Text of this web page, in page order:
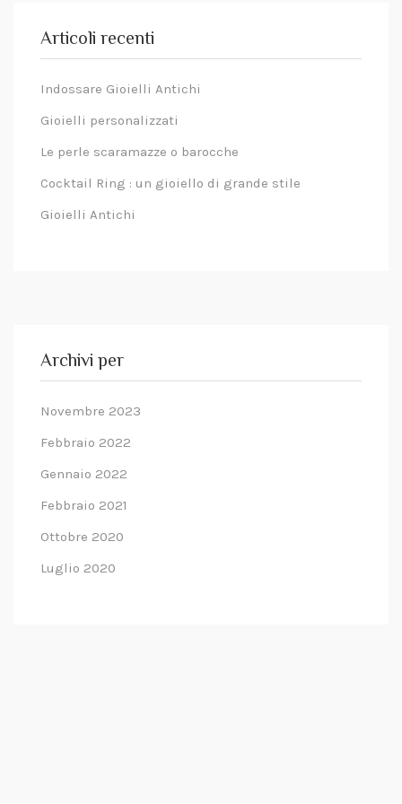
informazioni
sull'indirizzo.
Articoli recenti
Indossare Gioielli Antichi
Gioielli personalizzati
Le perle scaramazze o barocche
Cocktail Ring : un gioiello di grande stile
Gioielli Antichi
Archivi per
Novembre 2023
Febbraio 2022
Gennaio 2022
Febbraio 2021
Ottobre 2020
Luglio 2020